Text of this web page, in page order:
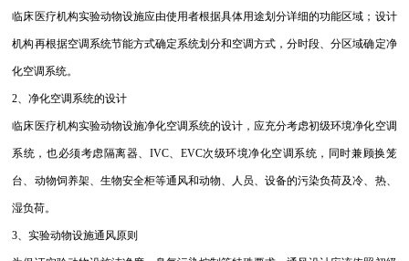
临床医疗机构实验动物设施应由使用者根据具体用途划分详细的功能区域；设计
机构再根据空调系统节能方式确定系统划分和空调方式，分时段、分区域确定净
化空调系统。
2、净化空调系统的设计
临床医疗机构实验动物设施净化空调系统的设计，应充分考虑初级环境净化空调
系统，也必须考虑隔离器、IVC、EVC次级环境净化空调系统，同时兼顾换笼
台、动物饲养架、生物安全柜等通风和动物、人员、设备的污染负荷及冷、热、
湿负荷。
3、实验动物设施通风原则